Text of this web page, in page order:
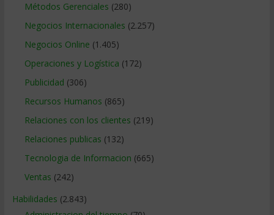
Métodos Gerenciales (280)
Negocios Internacionales (2.257)
Negocios Online (1.405)
Operaciones y Logística (172)
Publicidad (306)
Recursos Humanos (865)
Relaciones con los clientes (219)
Relaciones publicas (132)
Tecnologia de Informacion (665)
Ventas (242)
Habilidades (2.843)